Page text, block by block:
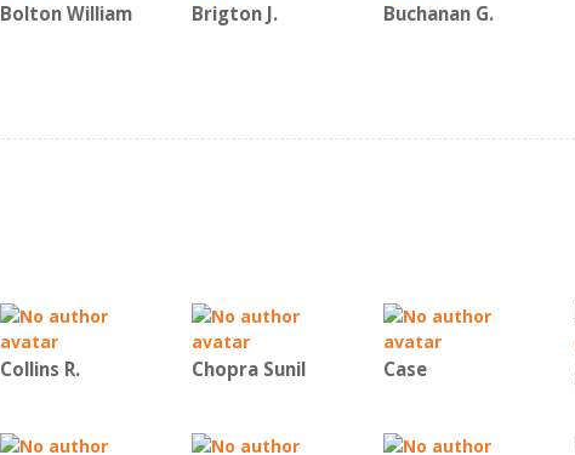
Bolton William Brigton J. Buchanan G.
Collins R. Chopra Sunil Case